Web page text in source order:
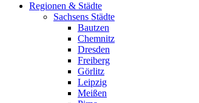
Regionen & Städte
Sachsens Städte
Bautzen
Chemnitz
Dresden
Freiberg
Görlitz
Leipzig
Meißen